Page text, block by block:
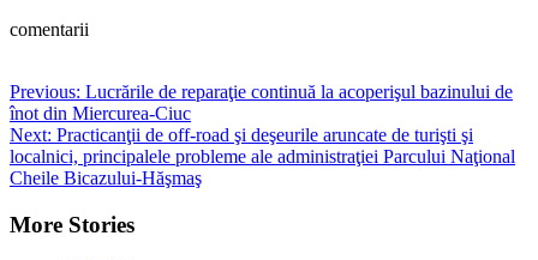
comentarii
Post
navigation
Previous: Lucrările de reparaţie continuă la acoperişul bazinului de
înot din Miercurea-Ciuc
Next: Practicanţii de off-road şi deşeurile aruncate de turişti şi
localnici, principalele probleme ale administraţiei Parcului Naţional
Cheile Bicazului-Hăşmaş
More Stories